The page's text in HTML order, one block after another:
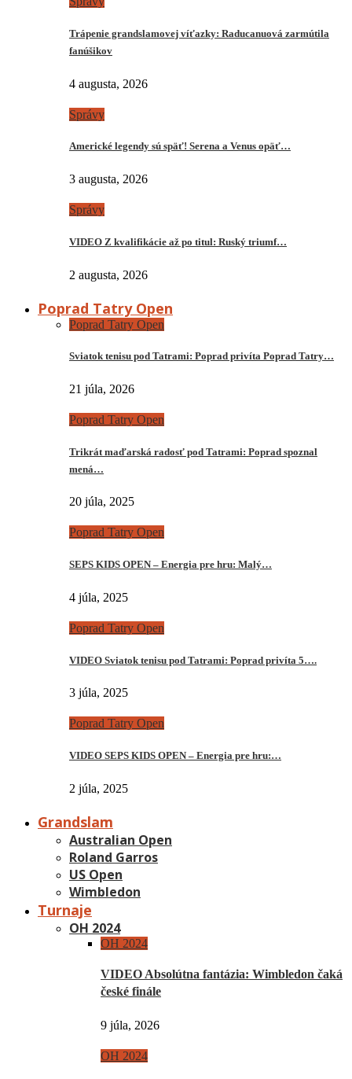
Trápenie grandslamovej víťazky: Raducanuová zarmútila
fanúšikov
4 augusta, 2026
Správy
Americké legendy sú späť! Serena a Venus opäť…
3 augusta, 2026
Správy
VIDEO Z kvalifikácie až po titul: Ruský triumf…
2 augusta, 2026
Poprad Tatry Open
Poprad Tatry Open
Sviatok tenisu pod Tatrami: Poprad privíta Poprad Tatry…
21 júla, 2026
Poprad Tatry Open
Trikrát maďarská radosť pod Tatrami: Poprad spoznal
mená…
20 júla, 2025
Poprad Tatry Open
SEPS KIDS OPEN – Energia pre hru: Malý…
4 júla, 2025
Poprad Tatry Open
VIDEO Sviatok tenisu pod Tatrami: Poprad privíta 5….
3 júla, 2025
Poprad Tatry Open
VIDEO SEPS KIDS OPEN – Energia pre hru:…
2 júla, 2025
Grandslam
Australian Open
Roland Garros
US Open
Wimbledon
Turnaje
OH 2024
OH 2024
VIDEO Absolútna fantázia: Wimbledon čaká
české finále
9 júla, 2026
OH 2024